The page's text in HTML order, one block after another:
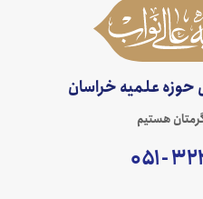
خراسان